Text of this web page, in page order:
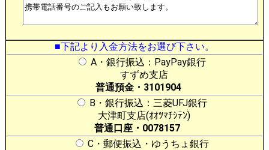
■下記より入金方法をお選び下さい。
A・銀行振込：PayPay銀行
すずめ支店
普通預金・3101904
B・銀行振込：三菱UFJ銀行
大津町支店(ｵｵﾂﾏﾁｼﾃﾝ)
普通口座・0078157
C・郵便振込・ゆうちょ銀行